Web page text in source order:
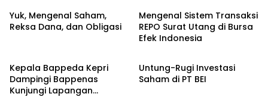
Yuk, Mengenal Saham,
Reksa Dana, dan Obligasi
Mengenal Sistem Transaksi
REPO Surat Utang di Bursa
Efek Indonesia
Kepala Bappeda Kepri
Dampingi Bappenas
Kunjungi Lapangan
Zona Kepri
Untung-Rugi Investasi
Saham di PT BEI
Zona Kepri